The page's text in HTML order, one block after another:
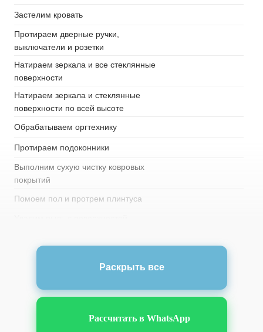
Застелим кровать
Протираем дверные ручки,
выключатели и розетки
Натираем зеркала и все стеклянные
поверхности
Натираем зеркала и стеклянные
поверхности по всей высоте
Обрабатываем оргтехнику
Протираем подоконники
Выполним сухую чистку ковровых
покрытий
Помоем пол и протрем плинтуса
всю высоту)
Удалим пыль с осветительных
приборов (кроме хрустальных)
Моем хрустальные и дизайнерские
люстры
Удаляем пыль с открытых,
Раскрыть все
Рассчитать в WhatsApp